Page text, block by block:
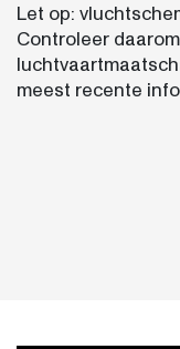
Let op:
Controleer
meest recente